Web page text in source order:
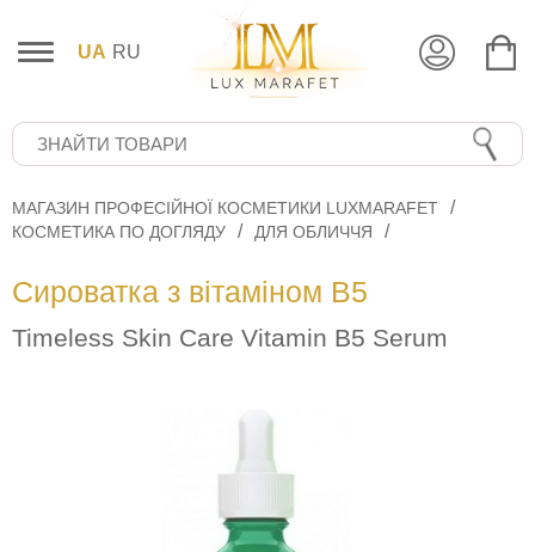
UA RU
МАГАЗИН ПРОФЕСІЙНОЇ КОСМЕТИКИ LUXMARAFET
КОСМЕТИКА ПО ДОГЛЯДУ
ДЛЯ ОБЛИЧЧЯ
Сироватка з вітаміном B5
Timeless Skin Care Vitamin B5 Serum